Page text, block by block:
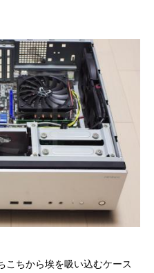
こちから埃を吸い込むケース